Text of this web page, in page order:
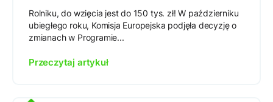
Rolniku, do wzięcia jest do 150 tys. zł! W październiku
ubiegłego roku, Komisja Europejska podjęła decyzję o
zmianach w Programie...
Przeczytaj artykuł